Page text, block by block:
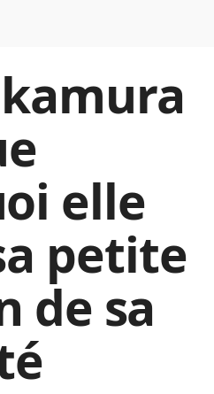
elle
petite
de sa